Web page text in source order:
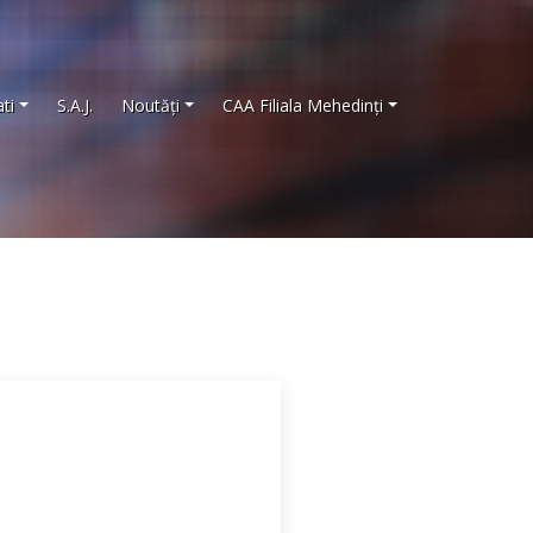
S.A.J. Noutăţi CAA Filiala Mehedinţi